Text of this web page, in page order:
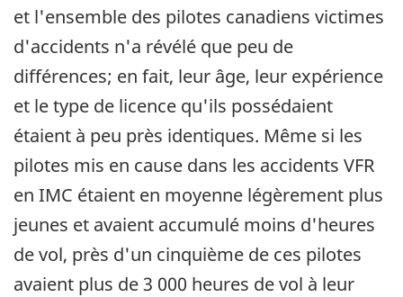
et l'ensemble des pilotes canadiens victimes
d'accidents n'a révélé que peu de
différences; en fait, leur âge, leur expérience
et le type de licence qu'ils possédaient
étaient à peu près identiques. Même si les
pilotes mis en cause dans les accidents VFR
en IMC étaient en moyenne légèrement plus
jeunes et avaient accumulé moins d'heures
de vol, près d'un cinquième de ces pilotes
avaient plus de 3 000 heures de vol à leur